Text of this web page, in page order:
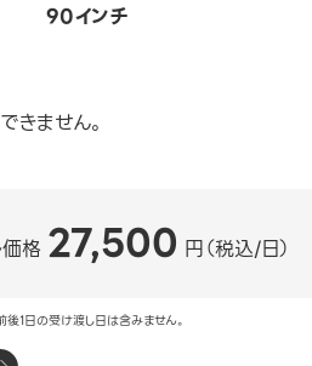
90インチ
きません。
格 27,500 円（税込/日）
1日の受け渡し日は含みません。